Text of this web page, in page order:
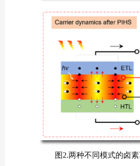
图2.两种不同模式的卤